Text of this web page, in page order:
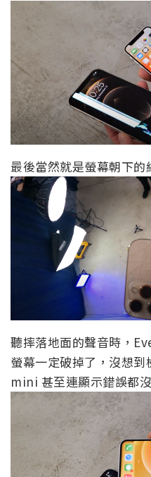
最後當然就是螢幕朝下的
聽摔落地面的聲音時，
螢幕一定破掉了，沒想
mini 甚至連顯示錯誤都沒